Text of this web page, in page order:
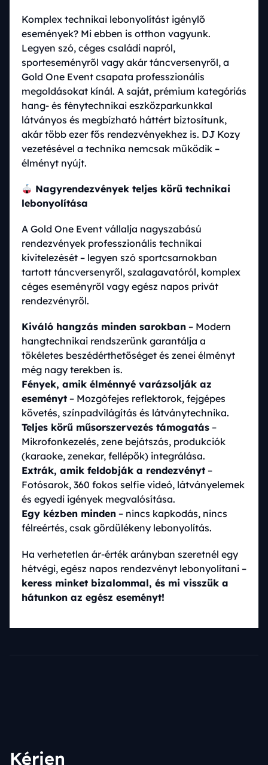
Komplex technikai lebonyolítást igénylő
események? Mi ebben is otthon vagyunk.
Legyen szó, céges családi napról,
sporteseményről vagy akár táncversenyről, a
Gold One Event csapata professzionális
megoldásokat kínál. A saját, prémium kategóriás
hang- és fénytechnikai eszközparkunkkal
látványos és megbízható háttért biztosítunk,
akár több ezer fős rendezvényekhez is. DJ Kozy
vezetésével a technika nemcsak működik –
élményt nyújt.
Nagyrendezvények teljes körű technikai
lebonyolítása
A Gold One Event vállalja nagyszabású
rendezvények professzionális technikai
kivitelezését – legyen szó sportcsarnokban
tartott táncversenyről, szalagavatóról, komplex
céges eseményről vagy egész napos privát
rendezvényről.
Kiváló hangzás minden sarokban – Modern
hangtechnikai rendszerünk garantálja a
tökéletes beszédérthetőséget és zenei élményt
még nagy terekben is.
Fények, amik élménnyé varázsolják az
eseményt – Mozgófejes reflektorok, fejgépes
követés, színpadvilágítás és látványtechnika.
Teljes körű műsorszervezés támogatás –
Mikrofonkezelés, zene bejátszás, produkciók
(karaoke, zenekar, fellépők) integrálása.
Extrák, amik feldobják a rendezvényt –
Fotósarok, 360 fokos selfie videó, látványelemek
és egyedi igények megvalósítása.
Egy kézben minden – nincs kapkodás, nincs
félreértés, csak gördülékeny lebonyolítás.
Ha verhetetlen ár-érték arányban szeretnél egy
hétvégi, egész napos rendezvényt lebonyolítani –
keress minket bizalommal, és mi visszük a
hátunkon az egész eseményt!
Kérjen